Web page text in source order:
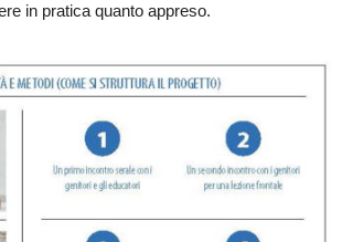
in pratica quanto appreso.